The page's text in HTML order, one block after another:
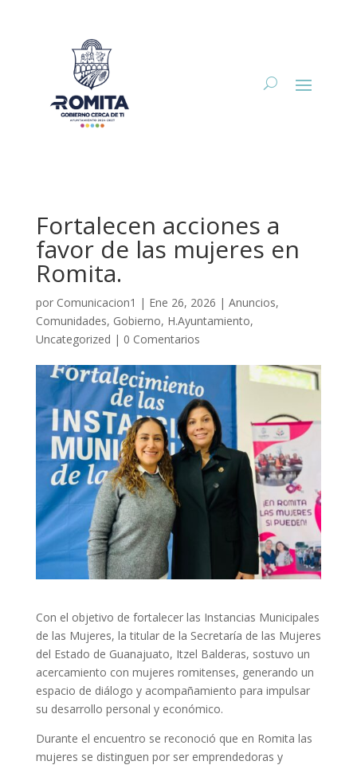
Fortalecen acciones a
favor de las mujeres en
Romita.
por Comunicacion1 | Ene 26, 2026 | Anuncios,
Comunidades, Gobierno, H.Ayuntamiento,
Uncategorized | 0 Comentarios
Con el objetivo de fortalecer las Instancias Municipales
de las Mujeres, la titular de la Secretaría de las Mujeres
del Estado de Guanajuato, Itzel Balderas, sostuvo un
acercamiento con mujeres romitenses, generando un
espacio de diálogo y acompañamiento para impulsar
su desarrollo personal y económico.
Durante el encuentro se reconoció que en Romita las
mujeres se distinguen por ser emprendedoras y